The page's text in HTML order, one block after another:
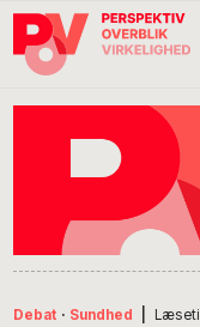
Gå
direkte
Skip
indhold
Gå
direkte
Debat · Sundhed